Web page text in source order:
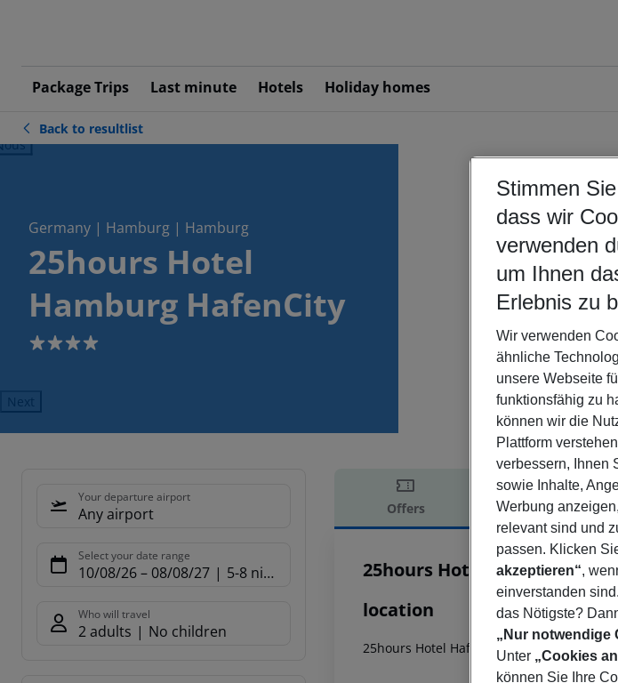
Package Trips Last minute Hotels Holiday homes
Back to resultlist
Germany | Hamburg | Hamburg
25hours Hotel
Hamburg HafenCity
4
Next
Your departure airport
Any airport
Select your date range
10/08/26– 08/08/27 5-8 nights
Who will travel
2 adults No children
Offers Offer
Offer description
25hours Hotel Hamburg
location
25hours Hotel HafenCity is in the heart
Stimmen
dass wir
verwenden
um Ihnen
Erlebnis zu
Wir verwenden
ähnliche
unsere Webseite
funktionsfähig zu
können wir die
Plattform
verbessern, Ihnen
sowie Inhalte,
Werbung
relevant sind und
passen. Klicken
akzeptieren“,
einverstanden
das Nötigste?
„Nur notwendige
Unter „Cookies
können Sie Ihre